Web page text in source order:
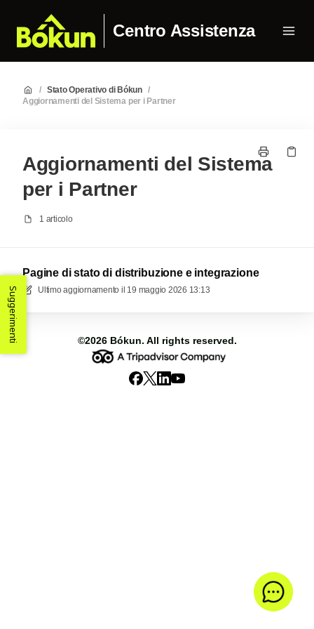
Centro Assistenza
/ Stato Operativo di Bókun /
Aggiornamenti del Sistema per i Partner
Aggiornamenti del Sistema
per i Partner
1 articolo
Pagine di stato di distribuzione e integrazione
Ultimo aggiornamento il 19 maggio 2026 13:13
©2026 Bókun. All rights reserved.
Suggerimenti